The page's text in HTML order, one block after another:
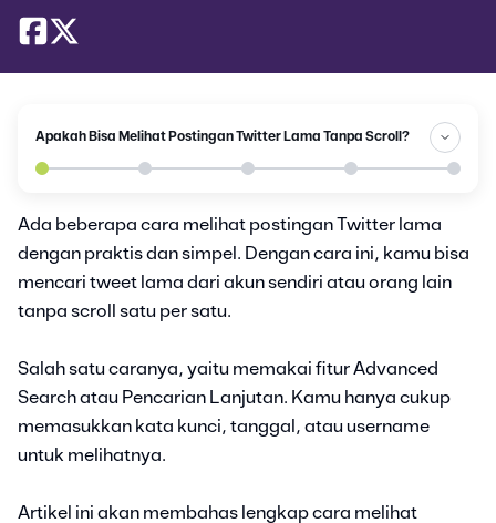
Apakah Bisa Melihat Postingan Twitter Lama Tanpa Scroll?
Ada beberapa cara melihat postingan Twitter lama
dengan praktis dan simpel. Dengan cara ini, kamu bisa
mencari tweet lama dari akun sendiri atau orang lain
tanpa scroll satu per satu.
Salah satu caranya, yaitu memakai fitur Advanced
Search atau Pencarian Lanjutan. Kamu hanya cukup
memasukkan kata kunci, tanggal, atau username
untuk melihatnya.
Artikel ini akan membahas lengkap cara melihat